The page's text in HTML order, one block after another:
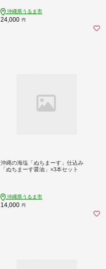
沖縄県うるま市
24,000 円
沖縄の海塩「ぬちまーす」仕込み
「ぬちまーす醤油」×3本セット
沖縄県うるま市
14,000 円